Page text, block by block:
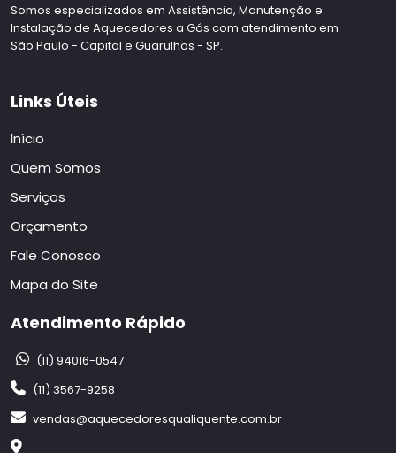
Somos especializados em Assistência, Manutenção e
Instalação de Aquecedores a Gás com atendimento em
São Paulo - Capital e Guarulhos - SP.
Links Úteis
Início
Quem Somos
Serviços
Orçamento
Fale Conosco
Mapa do Site
Atendimento Rápido
(11) 94016-0547
(11) 3567-9258
vendas@aquecedoresqualiquente.com.br